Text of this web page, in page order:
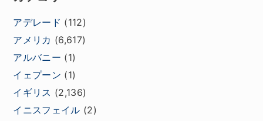
アデレード (112)
アメリカ (6,617)
アルバニー (1)
イェプーン (1)
イギリス (2,136)
イニスフェイル (2)